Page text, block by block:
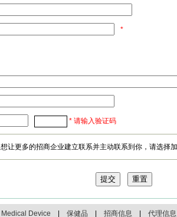
*
* 请输入验证码
想让更多的招商企业建立联系并主动联系到你，请选择
Medical Device 保健品 招商信息 代理信息